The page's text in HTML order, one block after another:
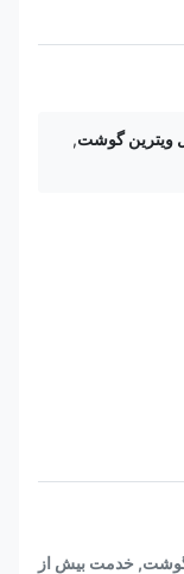
ویترین گوشت,
گوشت, خدمت بیش از